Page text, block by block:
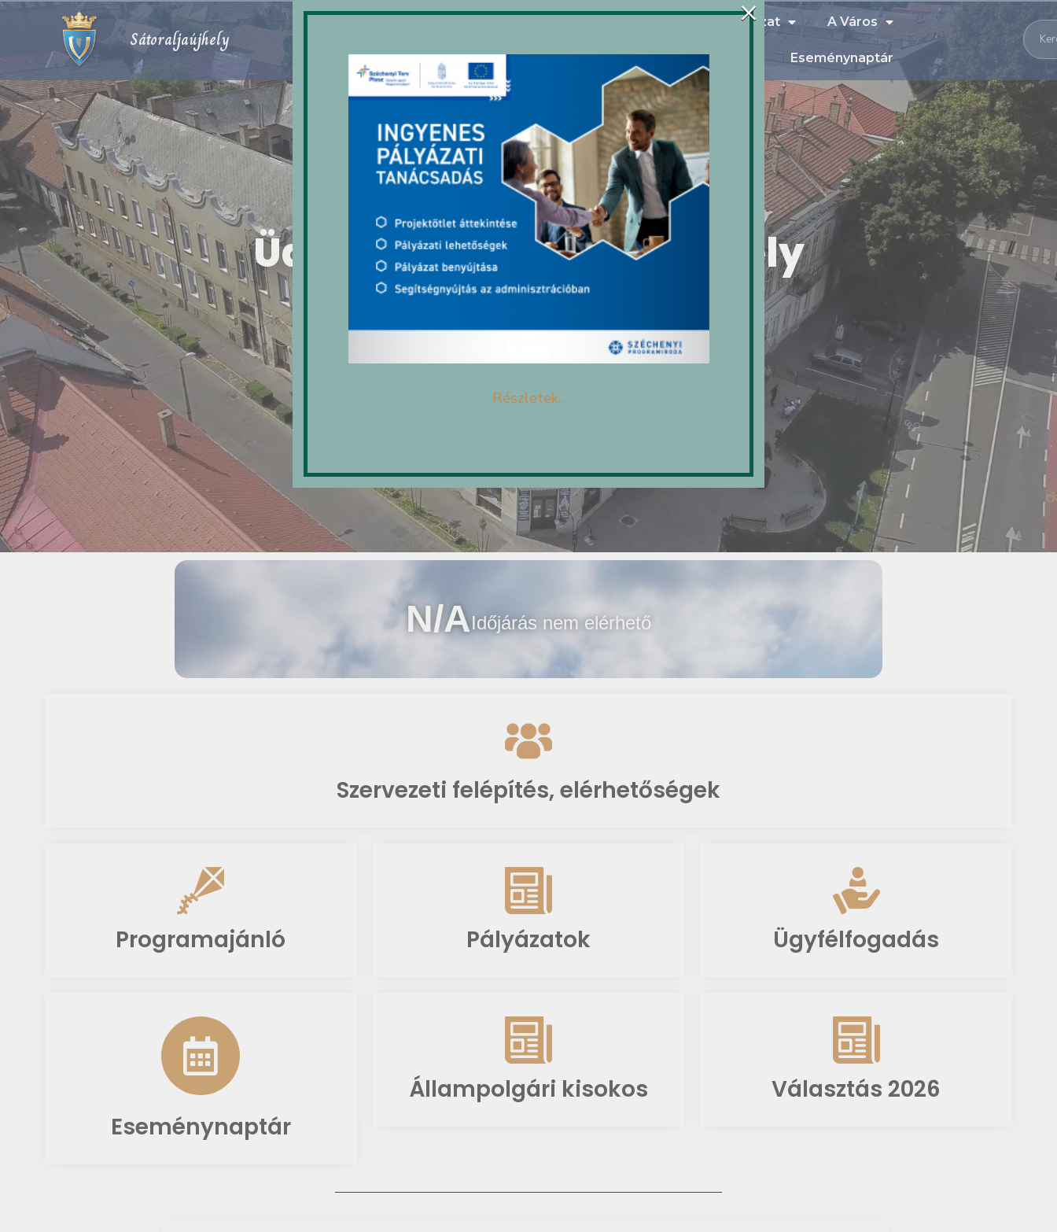
Sátoraljaújhely
Önkormányzat A Város
Intézmények Eseménynaptár
Üdvözöljük Sátoraljaújhely
város honlapján!
N/AIdőjárás nem elérhető
Szervezeti felépítés, elérhetőségek
Programajánló Pályázatok Ügyfélfogadás
Eseménynaptár
Állampolgári kisokos Választás 2026
Részletek..
×